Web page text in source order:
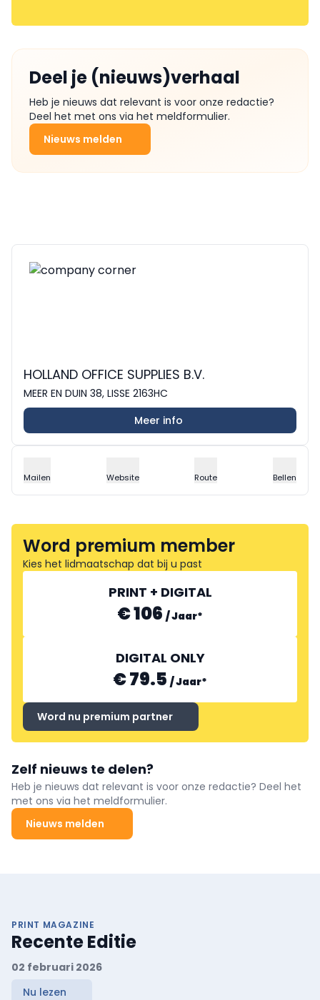
Deel je (nieuws)verhaal
Heb je nieuws dat relevant is voor onze redactie?
Deel het met ons via het meldformulier.
Nieuws melden
HOLLAND OFFICE SUPPLIES B.V.
MEER EN DUIN 38, LISSE 2163HC
Meer info
Mailen Website Route Bellen
Word premium member
Kies het lidmaatschap dat bij u past
PRINT + DIGITAL
€ 106 /Jaar*
DIGITAL ONLY
€ 79.5 /Jaar*
Word nu premium partner
Zelf nieuws te delen?
Heb je nieuws dat relevant is voor onze redactie? Deel het
met ons via het meldformulier.
Nieuws melden
PRINT MAGAZINE
Recente Editie
02 februari 2026
Nu lezen